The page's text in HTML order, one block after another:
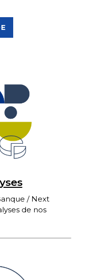
/ Next
de nos